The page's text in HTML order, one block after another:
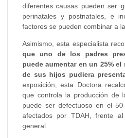
diferentes causas pueden ser
perinatales y postnatales, e
factores se pueden combinar a
Asimismo, esta especialista
que uno de los padres
puede aumentar en un 25%
de sus hijos pudiera
exposición, esta Doctora
que controla la producción de
puede ser defectuoso en el
afectados por TDAH, frente
general.